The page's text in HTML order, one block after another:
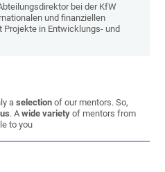
bei der KfW
und finanziellen
in Entwicklungs- und
aselection of our mentors. So,
. A wide variety of mentors from
to you